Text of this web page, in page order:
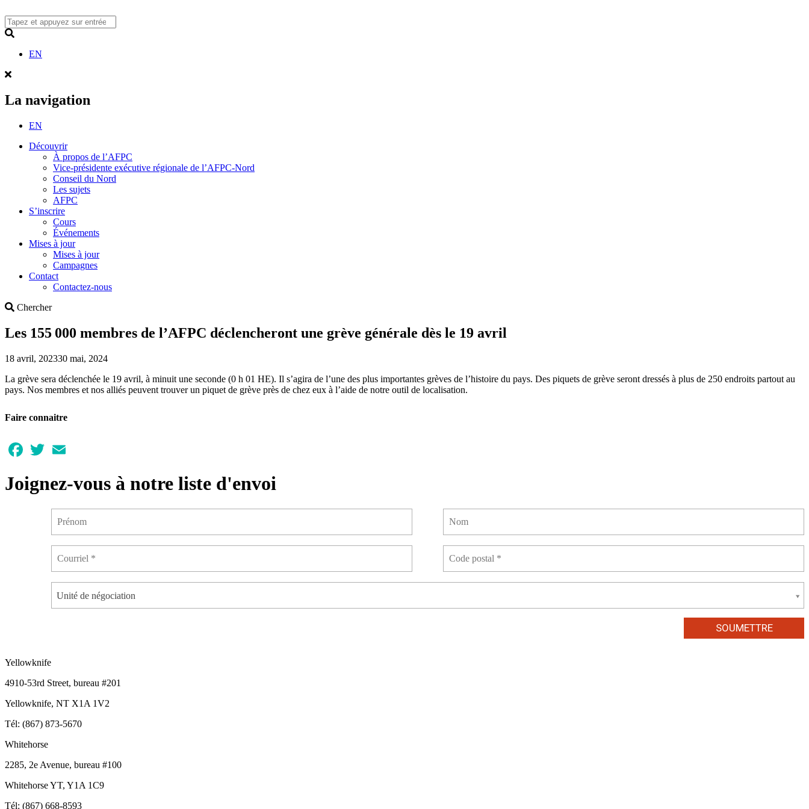
to
content
EN
La navigation
EN
Découvrir
À propos de l’AFPC
Vice-présidente exécutive régionale de l’AFPC-Nord
Conseil du Nord
Les sujets
AFPC
S’inscrire
Cours
Événements
Mises à jour
Mises à jour
Campagnes
Contact
Contactez-nous
ChercherSearch
Les 155 000 membres de l’AFPC déclencheront une grève générale dès le 19 avril
18 avril, 202330 mai, 2024
La grève sera déclenchée le 19 avril, à minuit une seconde (0 h 01 HE). Il s’agira de l’une des plus importantes grèves de l’histoire du pays. Des piquets de grève seront dressés à plus de 250 endroits partout au
pays. Nos membres et nos alliés peuvent trouver un piquet de grève près de chez eux à l’aide de notre outil de localisation.
Faire connaitre
Facebook
Twitter
Joignez-vous à notre liste d'envoi
Unité de négociation
Yellowknife
4910-53rd Street, bureau #201
Yellowknife, NT X1A 1V2
Tél: (867) 873-5670
Whitehorse
2285, 2e Avenue, bureau #100
Whitehorse YT, Y1A 1C9
Tél: (867) 668-8593